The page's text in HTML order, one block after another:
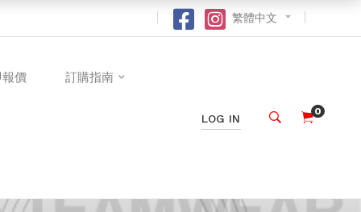
繁體中文
價 訂購指南
LOG IN
0